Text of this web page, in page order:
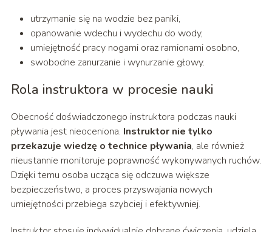
utrzymanie się na wodzie bez paniki,
opanowanie wdechu i wydechu do wody,
umiejętność pracy nogami oraz ramionami osobno,
swobodne zanurzanie i wynurzanie głowy.
Rola instruktora w procesie nauki
Obecność doświadczonego instruktora podczas nauki
pływania jest nieoceniona. Instruktor nie tylko
przekazuje wiedzę o technice pływania, ale również
nieustannie monitoruje poprawność wykonywanych ruchów.
Dzięki temu osoba ucząca się odczuwa większe
bezpieczeństwo, a proces przyswajania nowych
umiejętności przebiega szybciej i efektywniej.